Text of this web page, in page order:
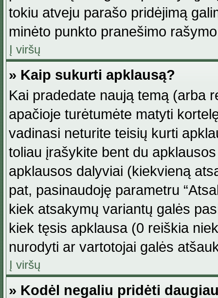
tokiu atveju parašo pridėjimą
minėto punkto pranešimo
Į viršų
» Kaip sukurti apklausą?
Kai pradedate naują temą (arba
apačioje turėtumėte matyti
vadinasi neturite teisių kurti
toliau įrašykite bent du
apklausos dalyviai (kiekvieną
pat, pasinaudoję parametru
kiek atsakymų variantų galės
kiek tęsis apklausa (0 reiškia
nurodyti ar vartotojai galės
Į viršų
» Kodėl negaliu pridėti